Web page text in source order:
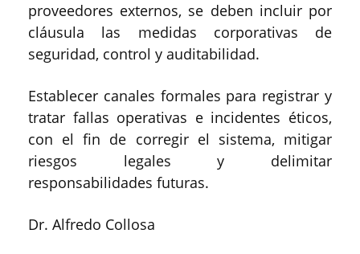
proveedores externos, se deben incluir por
cláusula las medidas corporativas de
seguridad, control y auditabilidad.
Establecer canales formales para registrar y
tratar fallas operativas e incidentes éticos,
con el fin de corregir el sistema, mitigar
riesgos legales y delimitar
responsabilidades futuras.
Dr. Alfredo Collosa